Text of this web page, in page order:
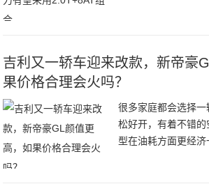
优秀选手只能成为
吉利又一轿车迎来改款，新帝豪
果价格合理会火吗？
很多家庭都会选择
松好开，有着不错
型在油耗方面更经
正因为有着很大的